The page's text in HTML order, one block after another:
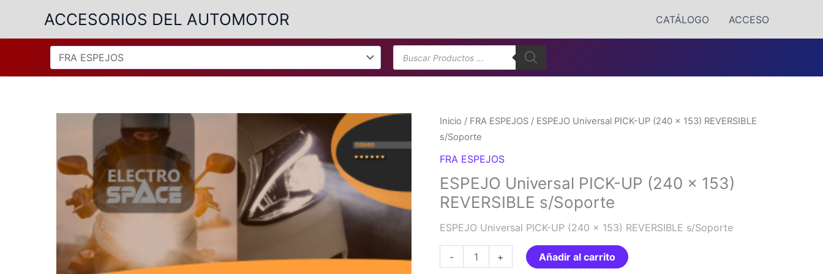
contenido
ACCESORIOS DEL AUTOMOTOR CATÁLOGO ACCESO
Búsqueda
de
productos
Inicio / FRA ESPEJOS / ESPEJO Universal PICK-UP (240 x 153) REVERSIBLE
s/Soporte
FRA ESPEJOS
ESPEJO Universal PICK-UP (240 x 153)
REVERSIBLE s/Soporte
ESPEJO Universal PICK-UP (240 x 153) REVERSIBLE s/Soporte
-
ESPEJO
Universal
+ Añadir al carrito